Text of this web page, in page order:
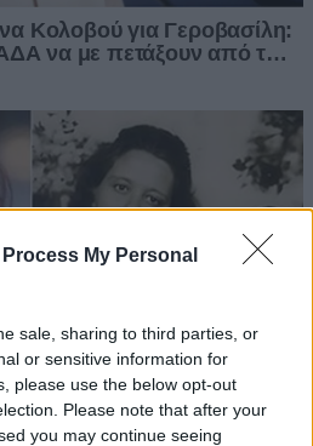
My Personal
sale, sharing to third parties, or
or sensitive information for
please use the below opt-out
Please note that after your
you may continue seeing